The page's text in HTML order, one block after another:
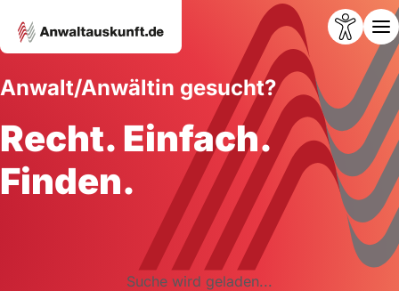
Anwalt/Anwältin gesucht?
Recht. Einfach.
Finden.
Suche wird geladen...